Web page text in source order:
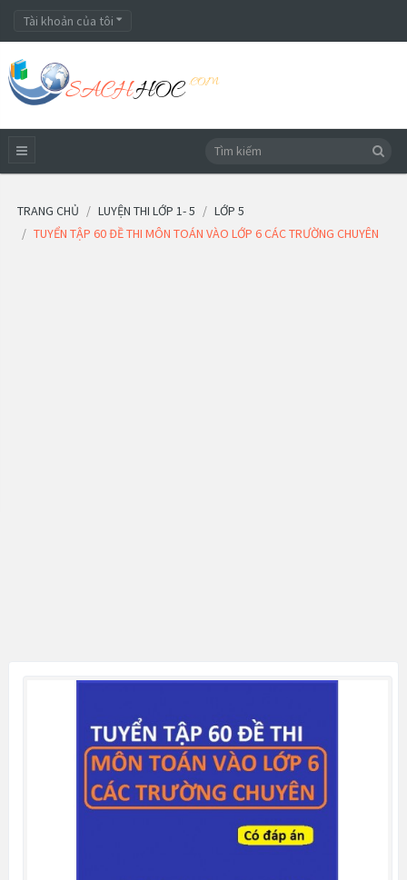
Tài khoản của tôi
TRANG CHỦ LUYỆN THI LỚP 1- 5
LỚP 5
TUYỂN TẬP 60 ĐỀ THI MÔN TOÁN VÀO LỚP 6 CÁC TRƯỜNG CHUYÊN